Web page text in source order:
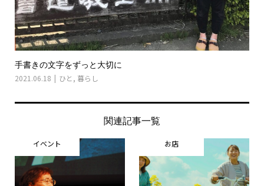
手書きの文字をずっと大切に
2021.06.18 ひと , 暮らし
関連記事一覧
イベント お店